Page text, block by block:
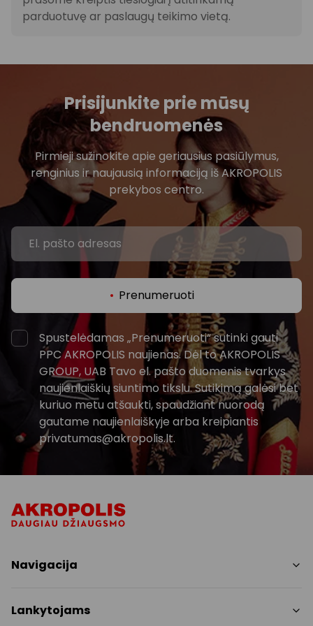
parduotuvę ar paslaugų teikimo vietą.
Prisijunkite prie mūsų
bendruomenės
Pirmieji sužinokite apie geriausius pasiūlymus,
renginius ir naujausią informaciją iš AKROPOLIS
prekybos centro.
Prenumeruoti
Spustelėdamas „Prenumeruoti“ sutinki gauti
PPC AKROPOLIS naujienas. Dėl to AKROPOLIS
GROUP, UAB Tavo el. pašto duomenis tvarkys
naujienlaiškių siuntimo tikslu. Sutikimą galėsi bet
kuriuo metu atšaukti, spaudžiant nuorodą
gautame naujienlaiškyje arba kreipiantis
privatumas@akropolis.lt.
Navigacija
Paslaugos
Lankytojams